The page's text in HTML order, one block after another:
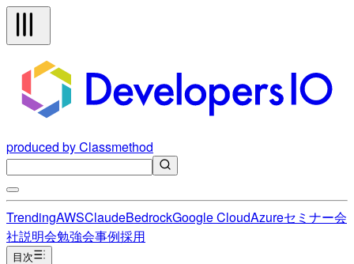
produced by Classmethod
TrendingAWSClaudeBedrockGoogle CloudAzureセミナー会
社説明会勉強会事例採用
目次